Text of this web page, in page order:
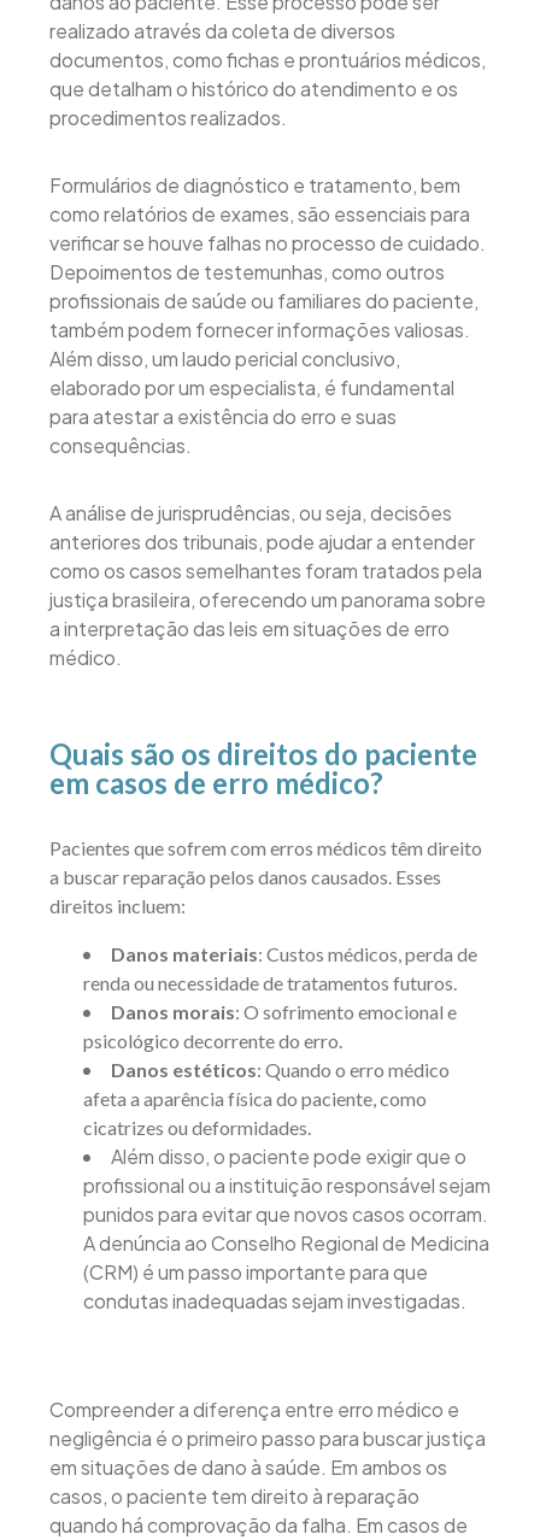
realizado através da coleta de diversos
documentos, como fichas e prontuários médicos,
que detalham o histórico do atendimento e os
procedimentos realizados.
Formulários de diagnóstico e tratamento, bem
como relatórios de exames, são essenciais para
verificar se houve falhas no processo de cuidado.
Depoimentos de testemunhas, como outros
profissionais de saúde ou familiares do paciente,
também podem fornecer informações valiosas.
Além disso, um laudo pericial conclusivo,
elaborado por um especialista, é fundamental
para atestar a existência do erro e suas
consequências.
A análise de jurisprudências, ou seja, decisões
anteriores dos tribunais, pode ajudar a entender
como os casos semelhantes foram tratados pela
justiça brasileira, oferecendo um panorama sobre
a interpretação das leis em situações de erro
médico.
Quais são os direitos do paciente
em casos de erro médico?
Pacientes que sofrem com erros médicos têm direito
a buscar reparação pelos danos causados. Esses
direitos incluem:
Danos materiais: Custos médicos, perda de
renda ou necessidade de tratamentos futuros.
Danos morais: O sofrimento emocional e
psicológico decorrente do erro.
Danos estéticos: Quando o erro médico
afeta a aparência física do paciente, como
cicatrizes ou deformidades.
Além disso, o paciente pode exigir que o
profissional ou a instituição responsável sejam
punidos para evitar que novos casos ocorram.
A denúncia ao Conselho Regional de Medicina
(CRM) é um passo importante para que
condutas inadequadas sejam investigadas.
Compreender a diferença entre erro médico e
negligência é o primeiro passo para buscar justiça
em situações de dano à saúde. Em ambos os
casos, o paciente tem direito à reparação
quando há comprovação da falha. Em casos de